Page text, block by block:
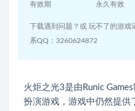
有效期 永久有效
下载遇到问题？或 玩不了的游
系QQ：3260624872
火炬之光3是由Runic
扮演游戏，游戏中仍然提供